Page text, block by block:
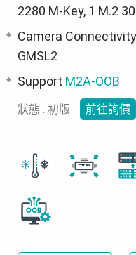
2280 M-Key, 1 M.2
Camera
GMSL2
Support M2A-OOB
狀態 : 初版 前往詢價